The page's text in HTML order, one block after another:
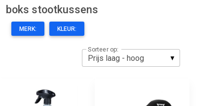
boks stootkussens
MERK: KLEUR:
Sorteer op: